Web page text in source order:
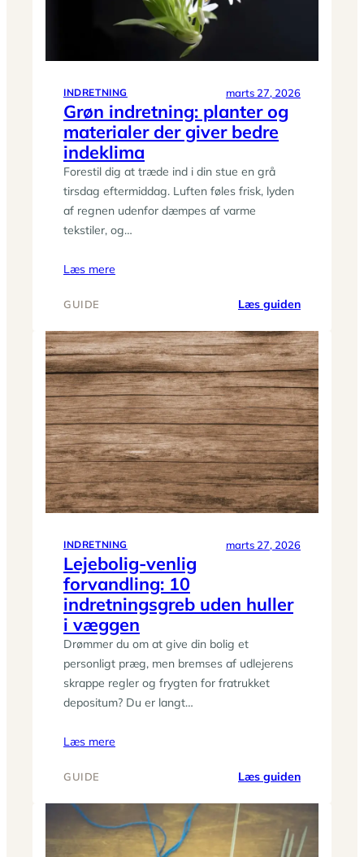
og
INDRETNING marts 27, 2026
Grøn indretning: planter og
materialer der giver bedre
indeklima
Forestil dig at træde ind i din stue en grå
tirsdag eftermiddag. Luften føles frisk, lyden
af regnen udenfor dæmpes af varme
tekstiler, og…
Læs mere
GUIDE Læs guiden:
indretning:
planter
og
materialer
der
giver
bedre
indeklima
INDRETNING marts 27, 2026
Lejebolig-venlig
forvandling: 10
indretningsgreb uden huller
i væggen
Drømmer du om at give din bolig et
personligt præg, men bremses af udlejerens
skrappe regler og frygten for fratrukket
depositum? Du er langt…
Læs mere
GUIDE Læs guiden:
10